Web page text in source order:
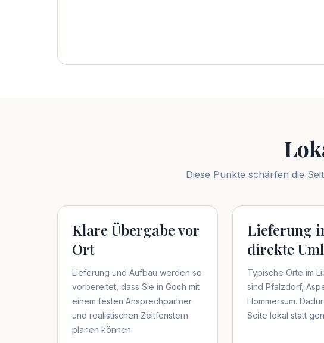
Diese Punkte schärfen die
Klare Übergabe vor
Ort
Lieferung und Aufbau werden so
vorbereitet, dass Sie in Goch mit
einem festen Ansprechpartner
und realistischen Zeitfenstern
planen können.
Lieferung
direkte
Typische Orte im
sind Pfalzdorf,
Hommersum.
Seite lokal statt